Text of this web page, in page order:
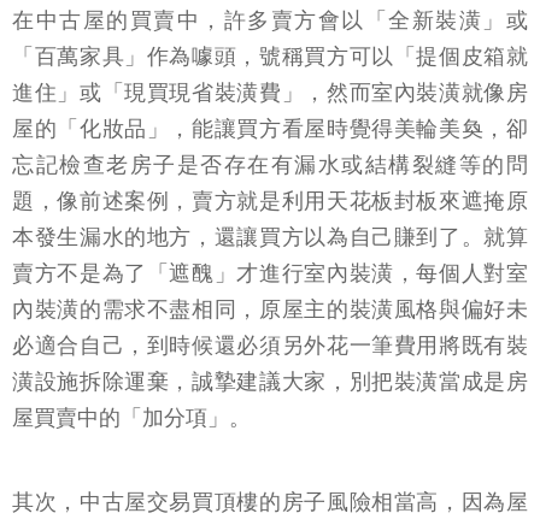
在中古屋的買賣中，許多賣方會以「全新裝潢」或
「百萬家具」作為噱頭，號稱買方可以「提個皮箱就
進住」或「現買現省裝潢費」，然而室內裝潢就像房
屋的「化妝品」，能讓買方看屋時覺得美輪美奐，卻
忘記檢查老房子是否存在有漏水或結構裂縫等的問
題，像前述案例，賣方就是利用天花板封板來遮掩原
本發生漏水的地方，還讓買方以為自己賺到了。就算
賣方不是為了「遮醜」才進行室內裝潢，每個人對室
內裝潢的需求不盡相同，原屋主的裝潢風格與偏好未
必適合自己，到時候還必須另外花一筆費用將既有裝
潢設施拆除運棄，誠摯建議大家，別把裝潢當成是房
屋買賣中的「加分項」。
其次，中古屋交易買頂樓的房子風險相當高，因為屋